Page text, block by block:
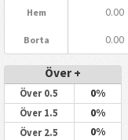
Hem 0.00
Borta 0.00
Över +
Över 0.5 0%
Över 1.5 0%
Över 2.5 0%